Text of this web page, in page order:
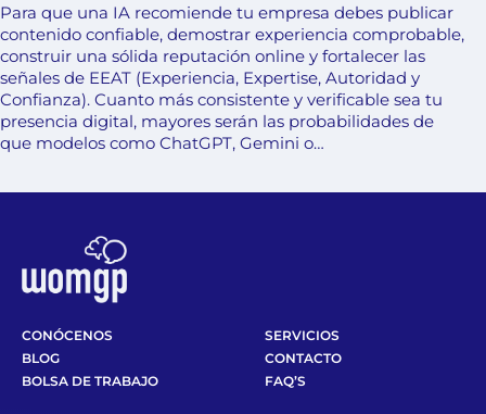
Para que una IA recomiende tu empresa debes publicar
contenido confiable, demostrar experiencia comprobable,
construir una sólida reputación online y fortalecer las
señales de EEAT (Experiencia, Expertise, Autoridad y
Confianza). Cuanto más consistente y verificable sea tu
presencia digital, mayores serán las probabilidades de
que modelos como ChatGPT, Gemini o…
CONÓCENOS
SERVICIOS
BLOG
CONTACTO
BOLSA DE TRABAJO
FAQ’S